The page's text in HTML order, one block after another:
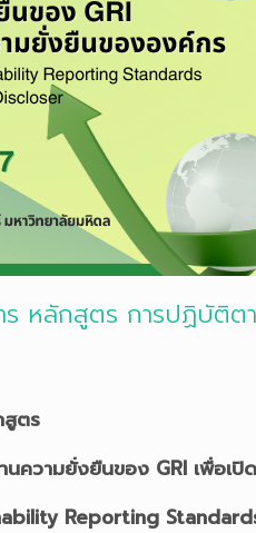
หลักสูตร การปฏิบัติต
สูตร
นความยั่งยืนของ GRI เพื่อเ
Reporting